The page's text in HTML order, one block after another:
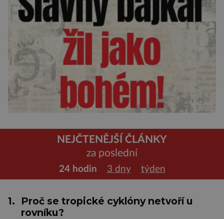
NEJČTENĚJŠÍ ČLÁNKY
za poslední
24 hodin 3 dny týden
1.
Proč se tropické cyklóny netvoří u
rovníku?